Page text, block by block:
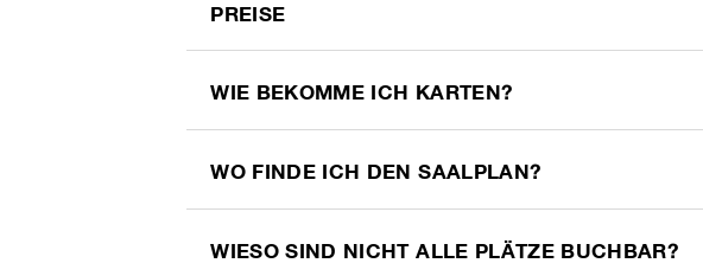
PREISE
WIE BEKOMME ICH KARTEN?
WO FINDE ICH DEN SAALPLAN?
WIESO SIND NICHT ALLE PLÄTZE BUCHBAR?